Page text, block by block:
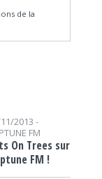
de la
2013 -
FM
On Trees sur
FM !